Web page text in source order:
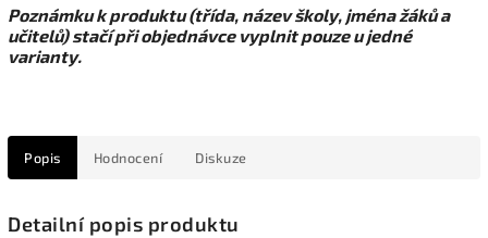
Poznámku k produktu (třída, název školy, jména žáků a
učitelů) stačí při objednávce vyplnit pouze u jedné
varianty.
Popis Hodnocení Diskuze
Detailní popis produktu